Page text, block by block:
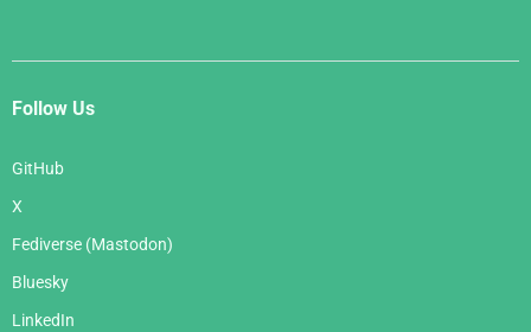
Follow Us
GitHub
X
Fediverse (Mastodon)
Bluesky
LinkedIn